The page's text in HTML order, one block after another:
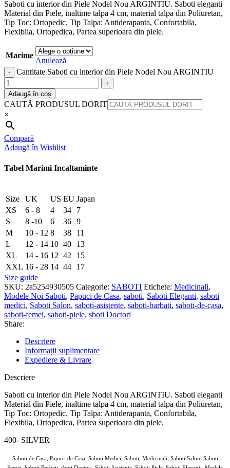
Saboti cu interior din Piele Nodel Nou ARGINTIU. Saboti eleganti
Material din Piele, inaltime talpa 4 cm, material talpa din Poliuretan,
Tip Toc: Ortopedic. Tip Talpa: Antiderapanta, Confortabila,
Flexibila, Ortopedica, Partea superioara din piele.
Marime
Anulează
Cantitate Saboti cu interior din Piele Nodel Nou ARGINTIU
Adaugă în coș
CAUTĂ PRODUSUL DORIT
×
Compară
Adaugă în Wishlist
Tabel Marimi Incaltaminte
Size UK US EU Japan
XS
6 - 8 4 34
7
S
8 -10 6 36 9
M
10 - 12 8 38
11
L
12 - 14 10 40
13
XL
14 - 16 12 42
15
XXL 16 - 28 14 44
17
Size guide
SKU: 2a5254930505 Categorie: SABOTI Etichete: Medicinali,
Modele Noi Saboti, Papuci de Casa, saboti, Saboti Eleganti, saboti
medici, Saboti Salon, saboti-asistente, saboti-barbati, saboti-de-casa,
saboti-femei, saboti-piele, sboti Doctori
Share:
Descriere
Informații suplimentare
Expediere & Livrare
Descriere
Saboti cu interior din Piele Nodel Nou ARGINTIU. Saboti eleganti
Material din Piele, inaltime talpa 4 cm, material talpa din Poliuretan,
Tip Toc: Ortopedic. Tip Talpa: Antiderapanta, Confortabila,
Flexibila, Ortopedica, Partea superioara din piele.
400- SILVER
Saboti de Casa, Papuci de Casa, Saboti Medici, Saboti, Medicinali, Saboti Salon, Saboti